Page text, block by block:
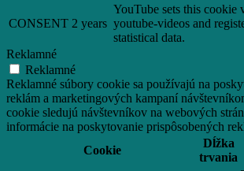
CONSENT 2 years
YouTube sets this cookie
youtube-videos and
statistical data.
Reklamné
Reklamné
Reklamné súbory cookie sa používajú na
reklám a marketingových kampaní
cookie sledujú návštevníkov na webových
informácie na poskytovanie prispôsobených
Cookie
Dĺžka
trvania